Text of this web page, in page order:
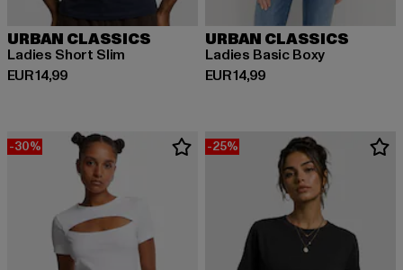
URBAN CLASSICS
Ladies Short Slim
EUR 14,99
Huidige prijs: EUR 14,99
URBAN CLASSICS
Ladies Basic Boxy
EUR 14,99
Huidige prijs: EUR 14,99
-30% -25%